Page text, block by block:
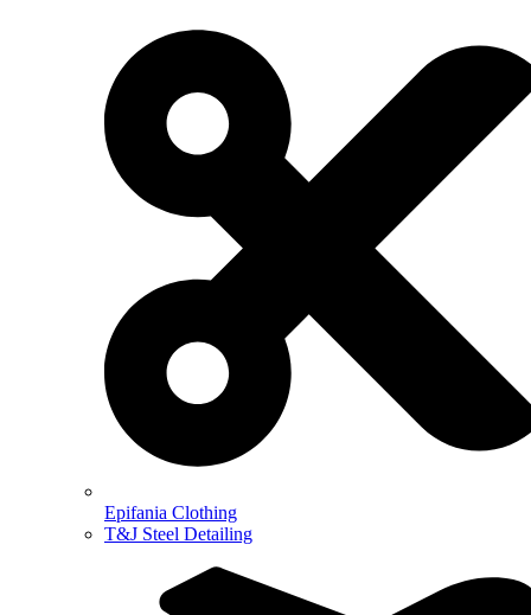
Epifania Clothing
T&J Steel Detailing